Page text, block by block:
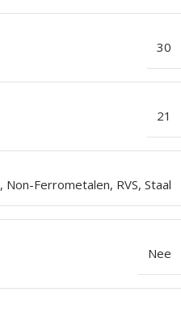
30
21
, Non-Ferrometalen, RVS, Staal
Nee